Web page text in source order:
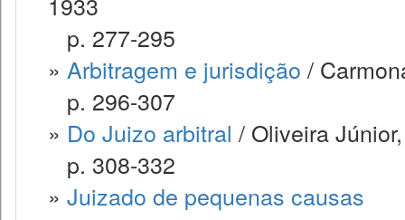
p. 277-295
» Arbitragem e jurisdição /
p. 296-307
» Do Juizo arbitral / Oliveira
p. 308-332
» Juizado de pequenas causas